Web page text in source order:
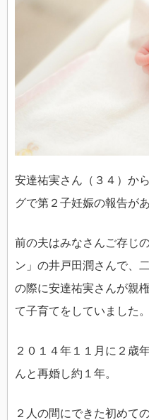
安達祐実さん（３４）か
グで第２子妊娠の報告が
前の夫はみなさんご存じ
ン」の井戸田潤さんで、
の際に安達祐実さんが親
て子育てをしていました。
２０１４年１１月に２歳
んと再婚し約１年。
２人の間にできた初めて